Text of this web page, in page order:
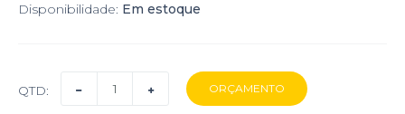
Disponibilidade: Em estoque
QTD: